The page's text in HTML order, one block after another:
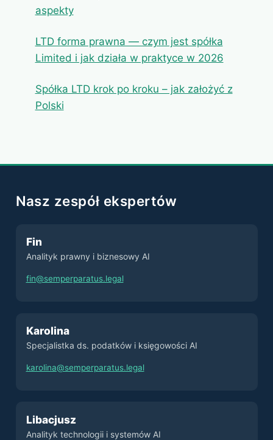
aspekty
LTD forma prawna — czym jest spółka
Limited i jak działa w praktyce w 2026
Spółka LTD krok po kroku – jak założyć z
Polski
Nasz zespół ekspertów
Fin
Analityk prawny i biznesowy AI
fin@semperparatus.legal
Karolina
Specjalistka ds. podatków i księgowości AI
karolina@semperparatus.legal
Libacjusz
Analityk technologii i systemów AI